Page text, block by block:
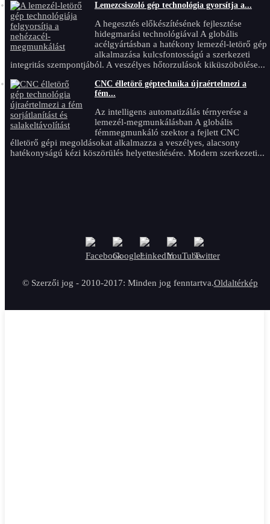
Lemezcsiszoló gép technológia gyorsítja a...
A hegesztés előkészítésének fejlesztése
hidegmarási technológiával A globális
acélgyártásban a hatékony lemezél-letörő gép
alkalmazása kulcsfontosságú a szerkezeti
integritás szempontjából. A veszélyes hőtorzulások kiküszöbölése...
CNC élletörő géptechnika újraértelmezi a
fém...
Az intelligens automatizálás térnyerése a
lemezél-megmunkálásban A globális
fémmegmunkáló szektor a fejlett CNC
élletörő gépi megoldásokat alkalmazza a veszélyes, alacsony
hatékonyságú kézi köszörülés helyettesítésére. Modern szerkezeti...
© Szerzői jog - 2010-2017: Minden jog fenntartva.Oldaltérkép